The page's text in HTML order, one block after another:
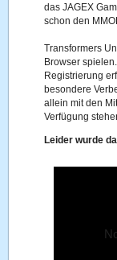
das JAGEX
schon den
Transformers
Browser
Registrierung
besondere
allein mit den
Verfügung
Leider wurde